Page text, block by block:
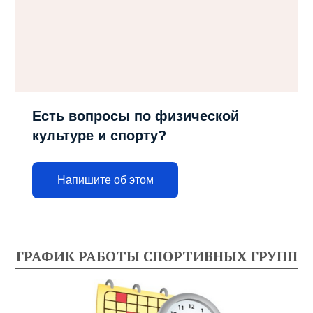
Есть вопросы по физической
культуре и спорту?
Напишите об этом
ГРАФИК РАБОТЫ СПОРТИВНЫХ ГРУПП